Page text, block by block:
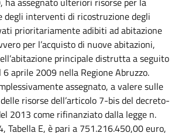
degli interventi di ricostruzione degli
prioritariamente adibiti ad abitazione
per l’acquisto di nuove abitazioni,
principale distrutta a seguito
6 aprile 2009 nella Regione Abruzzo.
assegnato, a valere sulle
risorse dell’articolo 7-bis del decreto-
2013 come rifinanziato dalla legge n.
Tabella E, è pari a 751.216.450,00 euro,